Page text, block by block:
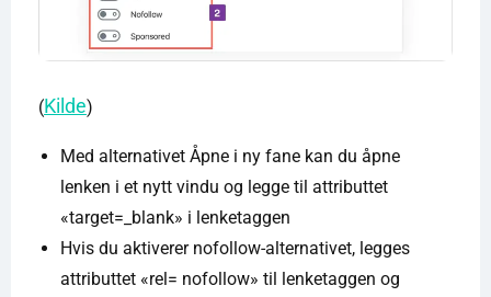
(Kilde)
Med alternativet Åpne i ny fane kan du åpne
lenken i et nytt vindu og legge til attributtet
«target=_blank» i lenketaggen
Hvis du aktiverer nofollow-alternativet, legges
attributtet «rel= nofollow» til lenketaggen og